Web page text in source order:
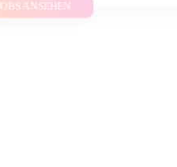
JOBS ANSEHEN